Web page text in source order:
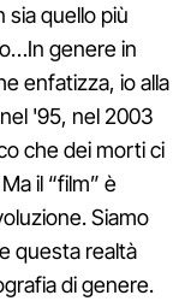
sia quello più
genere in
enfatizza, io alla
'95, nel 2003
che dei morti ci
il “film” è
Siamo
questa realtà
di genere.